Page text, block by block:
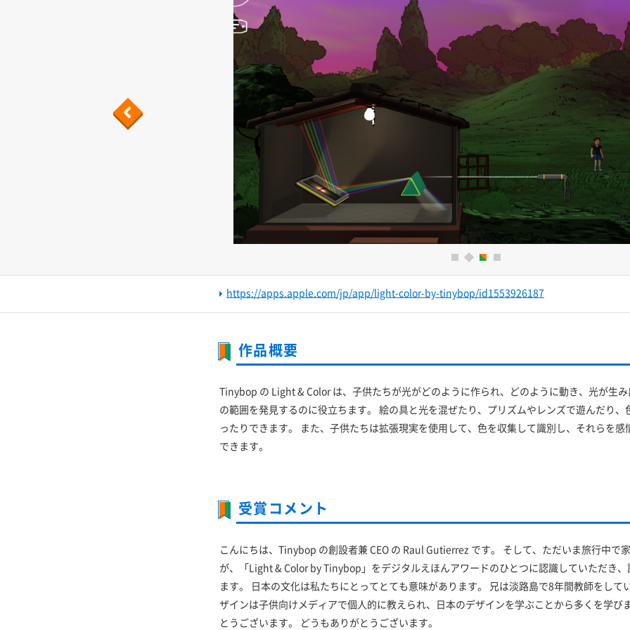
Previous
1 2
3
4
https://apps.apple.com/jp/app/light-color-by-tinybop/id1553926187
作品概要
Tinybop の Light & Color は、子供たちが光がどのように作られ、どのように動き、光が生
の範囲を発見するのに役立ちます。 絵の具と光を混ぜたり、プリズムやレンズで遊んだり、
ったりできます。 また、子供たちは拡張現実を使用して、色を収集して識別し、それらを感
できます。
受賞コメント
こんにちは、Tinybop の創設者兼 CEO の Raul Gutierrez です。 そして、ただいま旅行中で
が、「Light & Color by Tinybop」をデジタルえほんアワードのひとつに認識していただき
ます。 日本の文化は私たちにとってとても意味があります。 兄は淡路島で8年間教師をして
ザインは子供向けメディアで個人的に教えられ、日本のデザインを学ぶことから多くを学び
とうございます。 どうもありがとうございます。